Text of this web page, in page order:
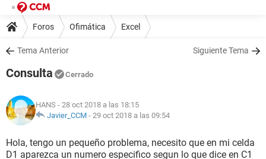
Foros Ofimática Excel
Tema Anterior Siguiente Tema
Consulta Cerrado
HANS - 28 oct 2018 a las 18:15
Javier_CCM - 29 oct 2018 a las 09:54
Hola, tengo un pequeño problema, necesito que en mi celda
D1 aparezca un numero especifico segun lo que dice en C1